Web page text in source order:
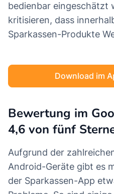
bedienbar eingeschätzt
kritisieren, dass
Sparkassen-Produkte
Download im
Bewertung im
4,6 von fünf
Aufgrund der
Android-Geräte gibt es
der Sparkassen-App